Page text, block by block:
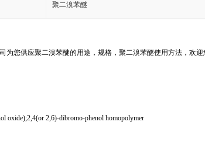
聚二溴苯醚
为您供应聚二溴苯醚的用途，规格，聚二溴苯醚使用方法，欢
oxide);2,4(or 2,6)-dibromo-phenol homopolymer